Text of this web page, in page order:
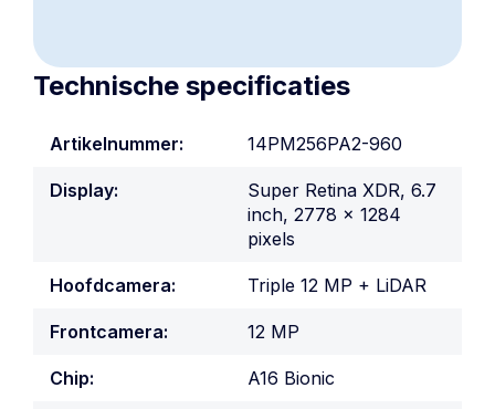
Technische specificaties
Artikelnummer: 14PM256PA2-960
Display:
Super Retina XDR, 6.7
inch, 2778 x 1284
pixels
Hoofdcamera: Triple 12 MP + LiDAR
Frontcamera: 12 MP
Chip: A16 Bionic